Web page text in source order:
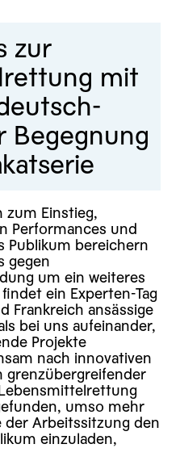
zur
mit
Begegnung
zum Einstieg,
Performances und
Publikum bereichern
gegen
um ein weiteres
ein Experten-Tag
Frankreich ansässige
bei uns aufeinander,
Projekte
nach innovativen
grenzübergreifender
umso mehr
der Arbeitssitzung den
einzuladen,